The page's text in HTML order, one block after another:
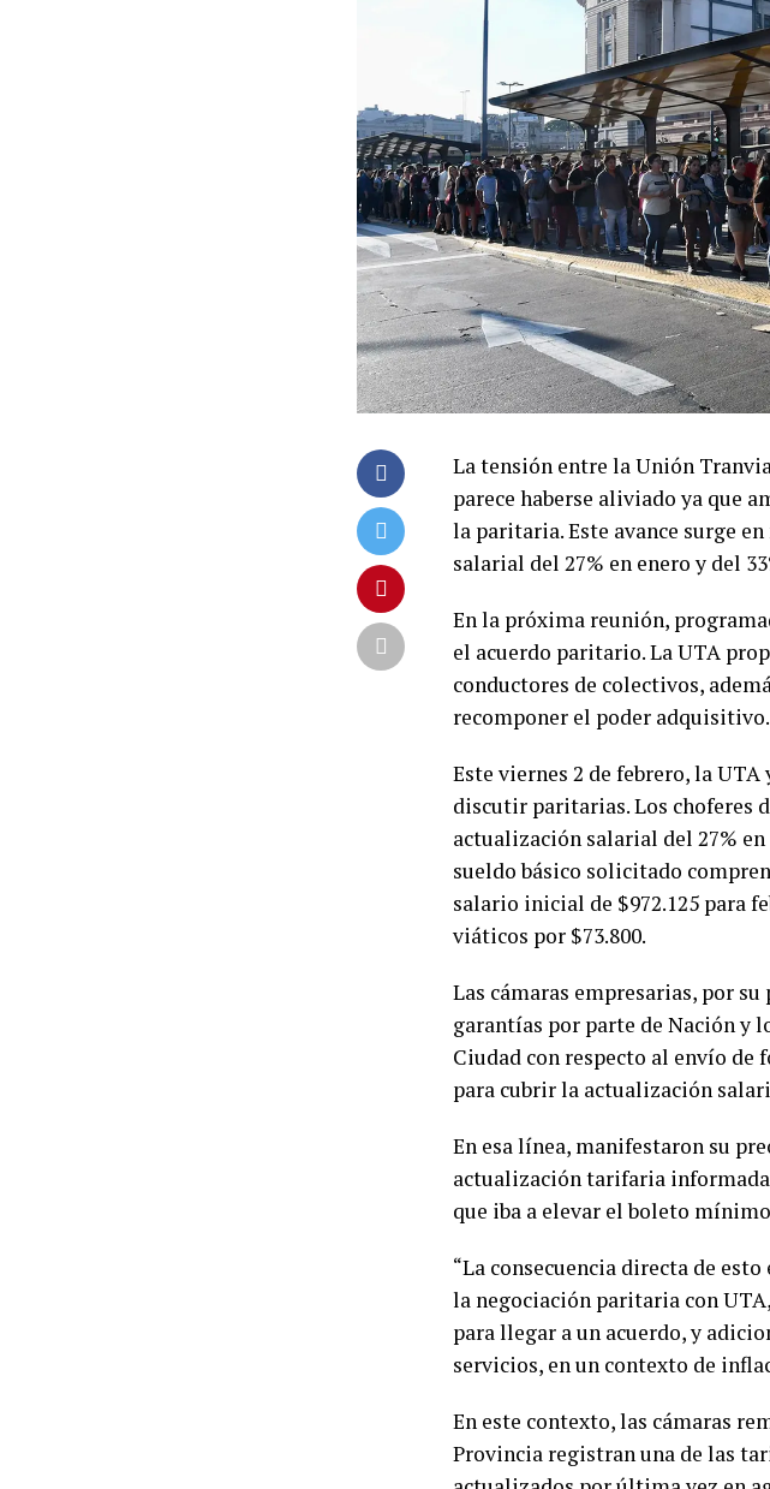
La tensión entre la Unión
parece haberse aliviado ya que
la paritaria. Este avance surge
salarial del 27% en enero y del
En la próxima reunión,
el acuerdo paritario. La UTA
conductores de colectivos,
recomponer el poder adquisitivo.
Este viernes 2 de febrero, la
discutir paritarias. Los choferes
actualización salarial del 27% en
sueldo básico solicitado
salario inicial de $972.125 para
viáticos por $73.800.
Las cámaras empresarias, por
garantías por parte de Nación y
Ciudad con respecto al envío de
para cubrir la actualización
En esa línea, manifestaron su
actualización tarifaria
que iba a elevar el boleto mínimo
“La consecuencia directa de
la negociación paritaria con
para llegar a un acuerdo, y
servicios, en un contexto de
En este contexto, las cámaras
Provincia registran una de las